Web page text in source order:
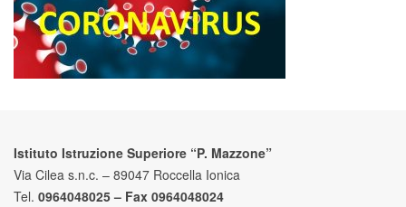
Istituto Istruzione Superiore “P. Mazzone”
Via Cilea s.n.c. – 89047 Roccella Ionica
Tel. 0964048025 – Fax 0964048024